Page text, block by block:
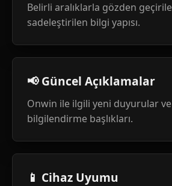
Belirli aralıklarla gözden
sadeleştirilen bilgi yapısı.
📢 Güncel Açıklamalar
Onwin ile ilgili yeni duyurular
bilgilendirme başlıkları.
📱 Cihaz Uyumu